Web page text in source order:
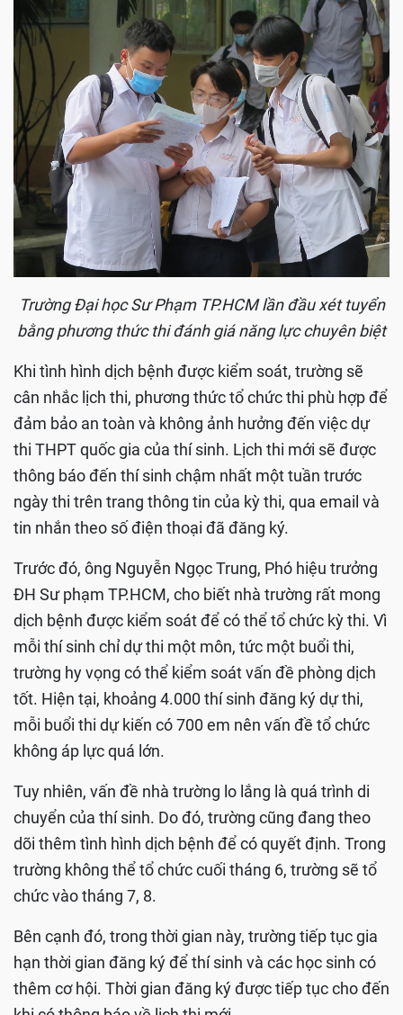
Trường Đại học Sư Phạm TP.HCM lần đầu xét tuyển
bằng phương thức thi đánh giá năng lực chuyên biệt
Khi tình hình dịch bệnh được kiểm soát, trường sẽ
cân nhắc lịch thi, phương thức tổ chức thi phù hợp để
đảm bảo an toàn và không ảnh hưởng đến việc dự
thi THPT quốc gia của thí sinh. Lịch thi mới sẽ được
thông báo đến thí sinh chậm nhất một tuần trước
ngày thi trên trang thông tin của kỳ thi, qua email và
tin nhắn theo số điện thoại đã đăng ký.
Trước đó, ông Nguyễn Ngọc Trung, Phó hiệu trưởng
ĐH Sư phạm TP.HCM, cho biết nhà trường rất mong
dịch bệnh được kiểm soát để có thể tổ chức kỳ thi. Vì
mỗi thí sinh chỉ dự thi một môn, tức một buổi thi,
trường hy vọng có thể kiểm soát vấn đề phòng dịch
tốt. Hiện tại, khoảng 4.000 thí sinh đăng ký dự thi,
mỗi buổi thi dự kiến có 700 em nên vấn đề tổ chức
không áp lực quá lớn.
Tuy nhiên, vấn đề nhà trường lo lắng là quá trình di
chuyển của thí sinh. Do đó, trường cũng đang theo
dõi thêm tình hình dịch bệnh để có quyết định. Trong
trường không thể tổ chức cuối tháng 6, trường sẽ tổ
chức vào tháng 7, 8.
Bên cạnh đó, trong thời gian này, trường tiếp tục gia
hạn thời gian đăng ký để thí sinh và các học sinh có
thêm cơ hội. Thời gian đăng ký được tiếp tục cho đến